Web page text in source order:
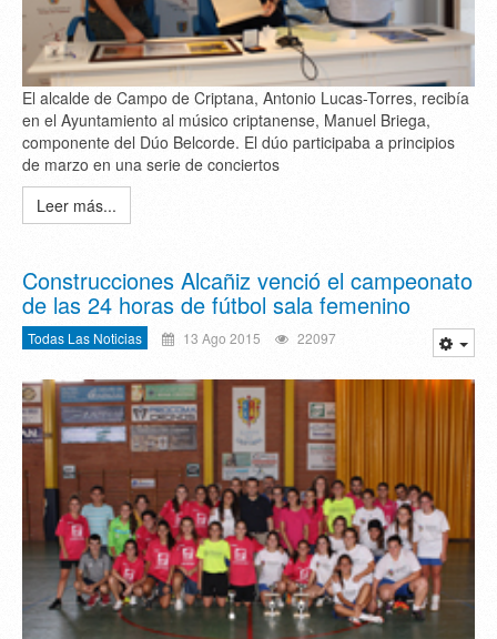
El alcalde de Campo de Criptana, Antonio Lucas-Torres, recibía
en el Ayuntamiento al músico criptanense, Manuel Briega,
componente del Dúo Belcorde. El dúo participaba a principios
de marzo en una serie de conciertos
Leer más...
Construcciones Alcañiz venció el campeonato
de las 24 horas de fútbol sala femenino
Todas Las Noticias 13 Ago 2015 22097